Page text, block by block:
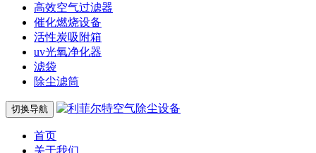
高效空气过滤器
催化燃烧设备
活性炭吸附箱
uv光氧净化器
滤袋
除尘滤筒
切换导航
首页
关于我们